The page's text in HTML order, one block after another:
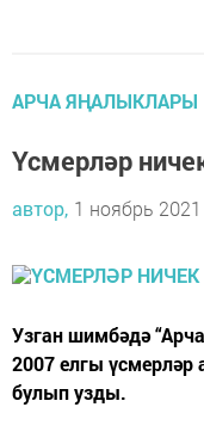
АРЧА ЯҢАЛЫКЛАРЫ
Үсмерләр
автор, 1 ноябрь
Узган шимбәдә
2007 елгы
булып узды.